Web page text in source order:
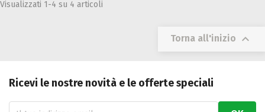
Visualizzati 1-4 su 4 articoli
Torna all'inizio 
Ricevi le nostre novità e le offerte speciali